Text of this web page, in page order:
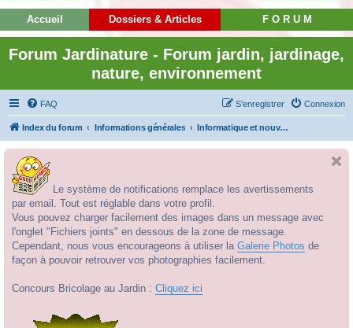
Accueil Dossiers & Articles F O R U M
Forum Jardinature - Forum jardin, jardinage,
nature, environnement
FAQ Connexion
S’enregistrer
Index du forum Informations générales Informatique et nouvelles technologies
Le système de notifications remplace les avertissements
par email. Tout est réglable dans votre profil.
Vous pouvez charger facilement des images dans un message avec
l'onglet "Fichiers joints" en dessous de la zone de message.
Cependant, nous vous encourageons à utiliser la Galerie Photos de
façon à pouvoir retrouver vos photographies facilement.
Concours Bricolage au Jardin : Cliquez ici